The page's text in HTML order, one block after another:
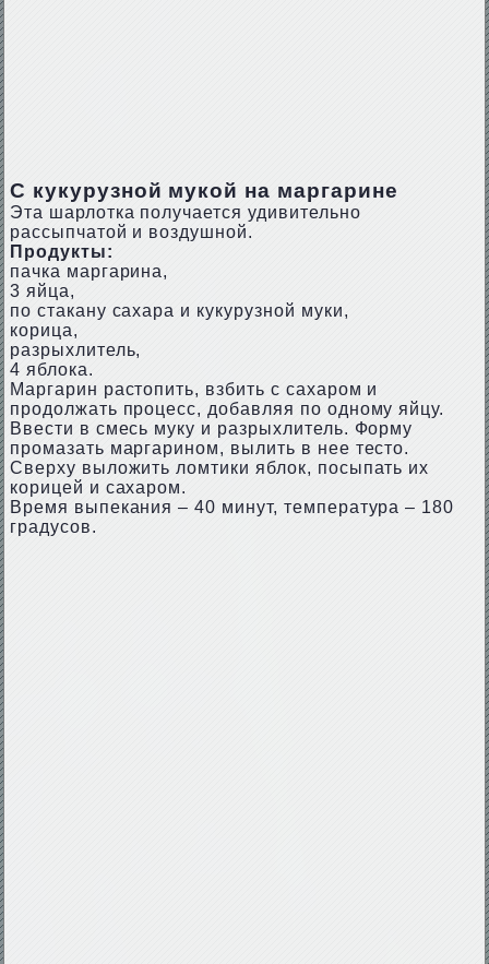
С кукурузной мукой на маргарине
Эта шарлотка получается удивительно
рассыпчатой и воздушной.
Продукты:
пачка маргарина,
3 яйца,
по стакану сахара и кукурузной муки,
корица,
разрыхлитель,
4 яблока.
Маргарин растопить, взбить с сахаром и
продолжать процесс, добавляя по одному яйцу.
Ввести в смесь муку и разрыхлитель. Форму
промазать маргарином, вылить в нее тесто.
Сверху выложить ломтики яблок, посыпать их
корицей и сахаром.
Время выпекания – 40 минут, температура – 180
градусов.